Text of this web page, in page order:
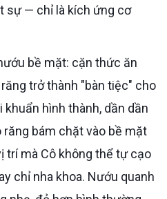
sự — chỉ là kích ứng cơ
trở thành "bàn tiệc" cho
khuẩn hình thành, dần dần
răng bám chặt vào bề mặt
trí mà Cô không thể tự cạo
chỉ nha khoa. Nướu quanh